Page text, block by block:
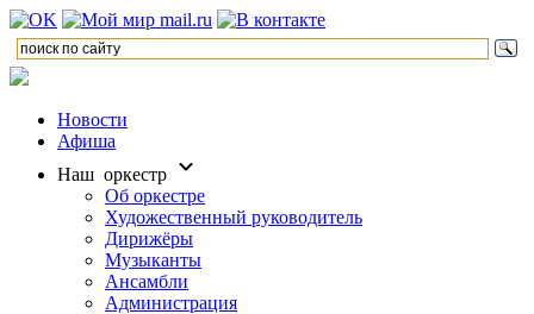
Новости
Афиша
Наш оркестр
Об оркестре
Художественный руководитель
Дирижёры
Музыканты
Ансамбли
Администрация